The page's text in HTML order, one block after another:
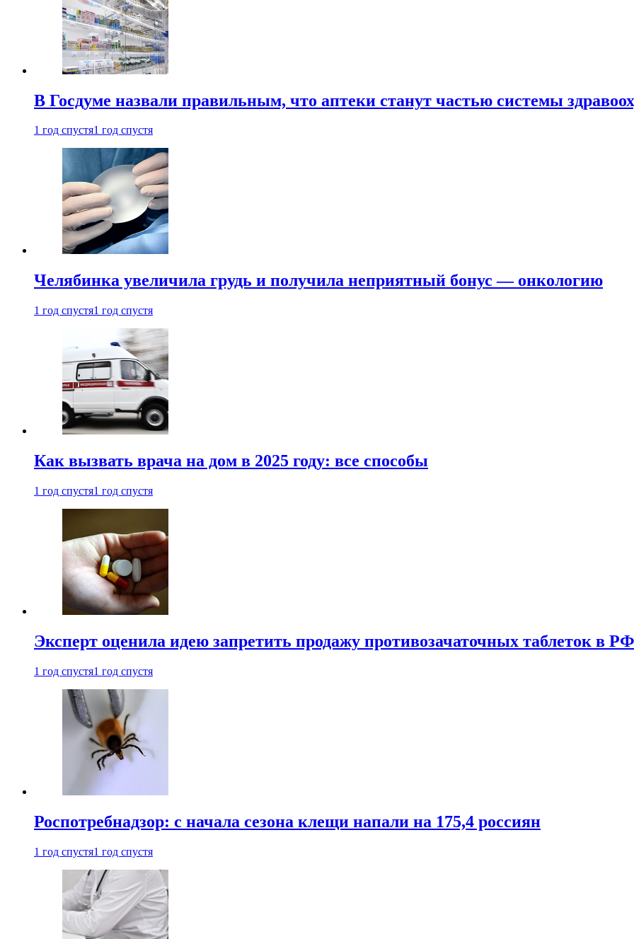
В Госдуме назвали правильным, что аптеки станут частью системы
1 год спустя1 год спустя
Челябинка увеличила грудь и получила неприятный бонус — онкологию
1 год спустя1 год спустя
Как вызвать врача на дом в 2025 году: все способы
1 год спустя1 год спустя
Эксперт оценила идею запретить продажу противозачаточных таблеток в РФ
1 год спустя1 год спустя
Роспотребнадзор: с начала сезона клещи напали на 175,4 россиян
1 год спустя1 год спустя